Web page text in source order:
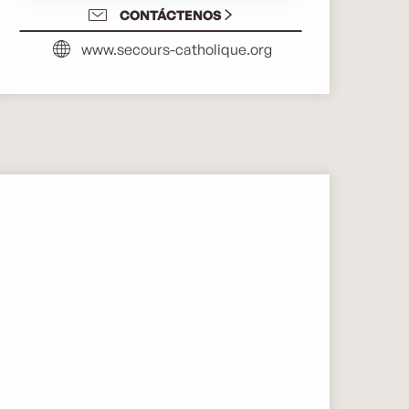
CONTÁCTENOS
www.secours-catholique.org